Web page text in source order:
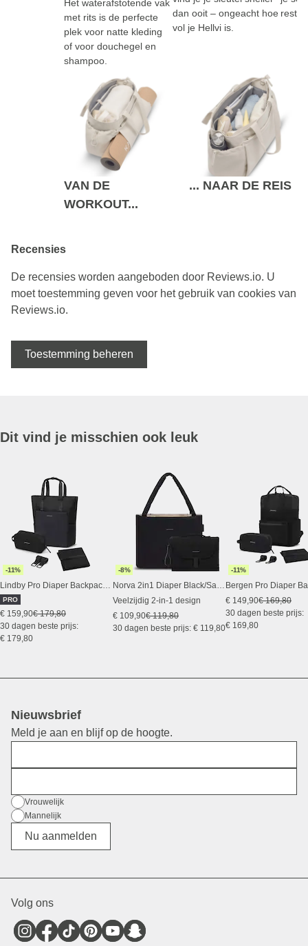
Het waterafstotende vak
met rits is de perfecte
plek voor natte kleding
of voor douchegel en
shampoo.
dan ooit – ongeacht hoe
vol je Hellvi is.
rest
VAN DE
WORKOUT...
... NAAR DE REIS
Recensies
De recensies worden aangeboden door Reviews.io. U
moet toestemming geven voor het gebruik van cookies van
Reviews.io.
Toestemming beheren
Dit vind je misschien ook leuk
-11%
Lindby Pro Diaper Backpack Set All Black
PRO
€ 159,90€ 179,80
30 dagen beste prijs:
€ 179,80
-8%
Norva 2in1 Diaper Black/Sand
Veelzijdig 2-in-1 design
€ 109,90€ 119,80
30 dagen beste prijs: € 119,80
-11%
€ 149,90€ 169,80
30 dagen beste prijs:
€ 169,80
Nieuwsbrief
Meld je aan en blijf op de hoogte.
Geslacht
Vrouwelijk
Mannelijk
Divers
Nu aanmelden
Volg ons